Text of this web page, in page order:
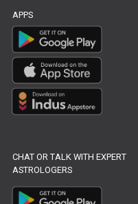
APPS
CHAT OR TALK WITH EXPERT
ASTROLOGERS